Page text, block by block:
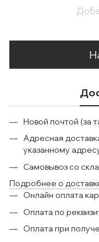
Новой почтой (за
Адресная
указанному
Самовывоз со
Подробнее о
Онлайн оплата
Оплата по
Оплата при